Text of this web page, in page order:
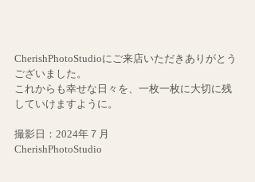
CherishPhotoStudioにご来店いただきありがとう
ございました。
これからも幸せな日々を、一枚一枚に大切に残
していけますように。
撮影日：2024年７月
CherishPhotoStudio